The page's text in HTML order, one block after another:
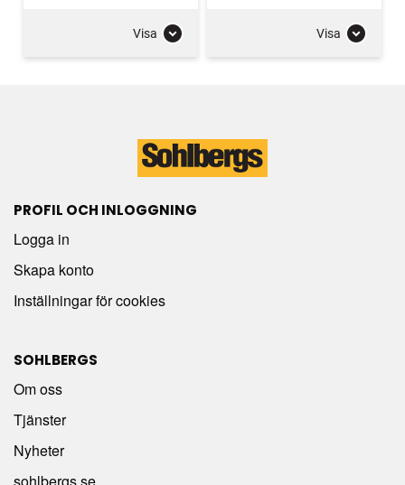
Visa Visa
PROFIL OCH INLOGGNING
Logga in
Skapa konto
Inställningar för cookies
SOHLBERGS
Om oss
Tjänster
Nyheter